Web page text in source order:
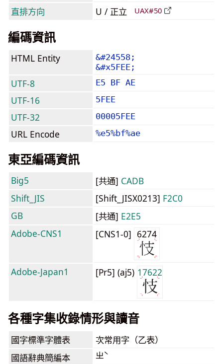
直排方向 U / 正立 UAX#50
編碼資訊
HTML Entity
&#24558;
&#x5FEE;
UTF-8 E5 BF AE
UTF-16 5FEE
UTF-32 00005FEE
URL Encode %e5%bf%ae
東亞編碼資訊
Big5 [共通] CADB
Shift_JIS
[Shift_JISX0213] F2C0
GB
[共通] E2E5
Adobe-CNS1
[CNS1-0] 6274
Adobe-Japan1 [Pr5] (aj5) 17622
各種字集收錄情形與讀音
國字標準字體表 次常用字（乙表）
國語辭典簡編本 ㄓˋ